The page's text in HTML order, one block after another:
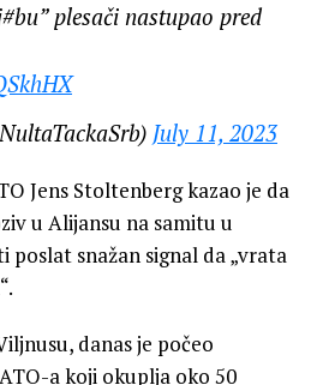
plesači nastupao pred
July 11, 2023
Jens Stoltenberg kazao je da
u Alijansu na samitu u
poslat snažan signal da „vrata
danas je počeo
a koji okuplja oko 50